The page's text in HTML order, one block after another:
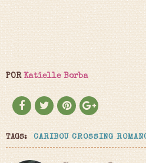
POR Katielle Borba
TAGS: CARIBOU CROSSING